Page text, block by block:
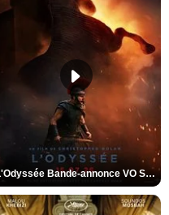
L'Odyssée Bande-annonce VO STFR